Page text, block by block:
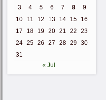
3
4 5 6 7 8
9
10
11 12 13 14 15
16
17
18 19 20 21 22
23
24 25 26 27 28 29 30
31
« Jul